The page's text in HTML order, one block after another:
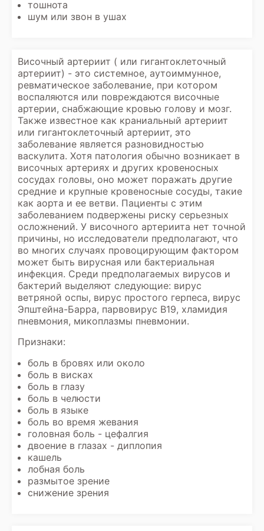
тошнота
шум или звон в ушах
Височный артериит ( или гигантоклеточный
артериит) - это системное, аутоиммунное,
ревматическое заболевание, при котором
воспаляются или повреждаются височные
артерии, снабжающие кровью голову и мозг.
Также известное как краниальный артериит
или гигантоклеточный артериит, это
заболевание является разновидностью
васкулита. Хотя патология обычно возникает в
височных артериях и других кровеносных
сосудах головы, оно может поражать другие
средние и крупные кровеносные сосуды, такие
как аорта и ее ветви. Пациенты с этим
заболеванием подвержены риску серьезных
осложнений. У височного артериита нет точной
причины, но исследователи предполагают, что
во многих случаях провоцирующим фактором
может быть вирусная или бактериальная
инфекция. Среди предполагаемых вирусов и
бактерий выделяют следующие: вирус
ветряной оспы, вирус простого герпеса, вирус
Эпштейна-Барра, парвовирус В19, хламидия
пневмония, микоплазмы пневмонии.
Признаки:
боль в бровях или около
боль в висках
боль в глазу
боль в челюсти
боль в языке
боль во время жевания
головная боль - цефалгия
двоение в глазах - диплопия
кашель
лобная боль
размытое зрение
снижение зрения